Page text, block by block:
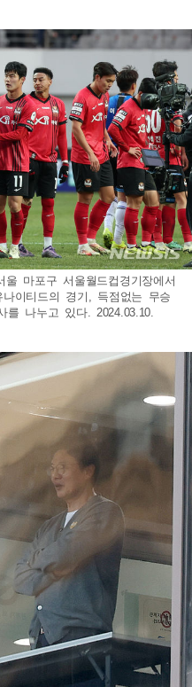
마포구 서울월드컵경기장에서
이티드의 경기, 득점없는 무승
를 나누고 있다. 2024.03.10.